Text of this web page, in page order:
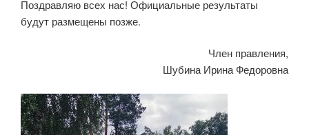
Поздравляю всех нас! Официальные результаты
будут размещены позже.
Член правления,
Шубина Ирина Федоровна